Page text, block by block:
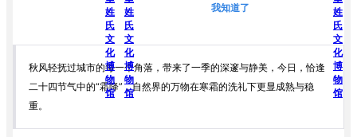
我知道了
秋风轻抚过城市的每一个角落，带来了一季的深邃与静美，今日，恰逢
二十四节气中的“霜降”，自然界的万物在寒霜的洗礼下更显成熟与稳
重。